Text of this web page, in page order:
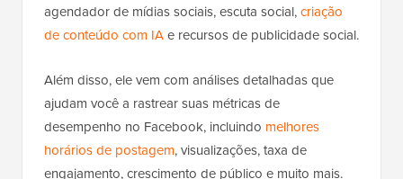
agendador de mídias sociais, escuta social,criação
de conteúdo com IAe recursos de publicidade social.
Além disso, ele vem com análises detalhadas que
ajudam você a rastrear suas métricas de
desempenho no Facebook, incluindo melhores
horários de postagem, visualizações, taxa de
engajamento, crescimento de público e muito mais.